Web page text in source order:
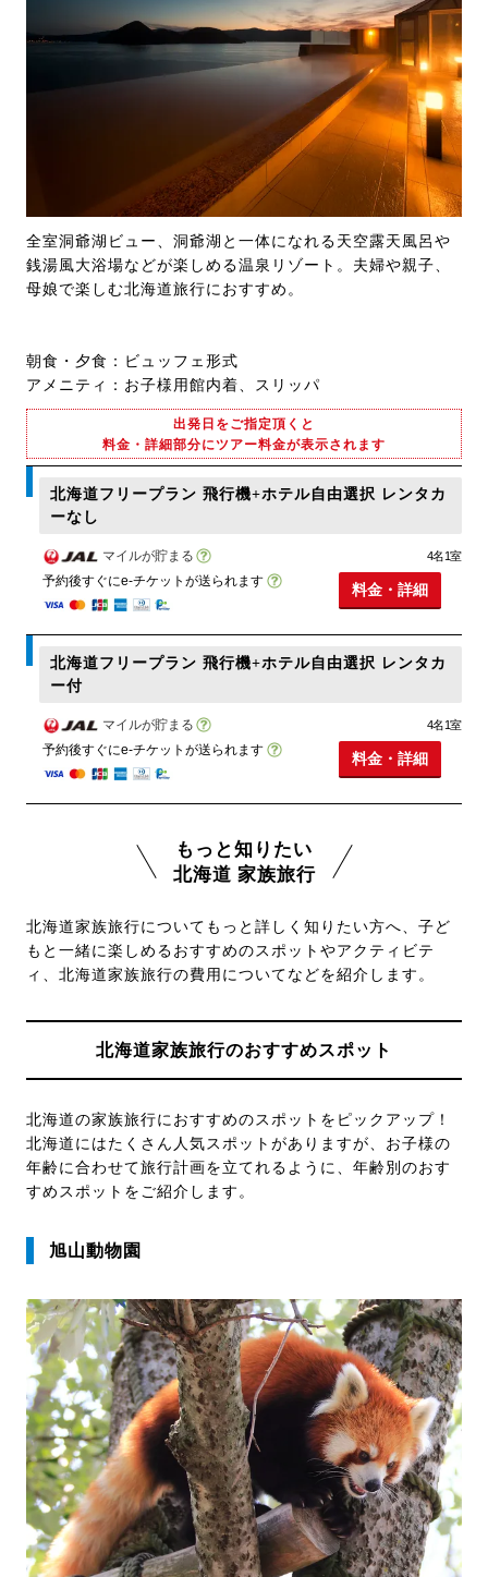
全室洞爺湖ビュー、洞爺湖と一体になれる天空露天風呂や
銭湯風大浴場などが楽しめる温泉リゾート。夫婦や親子、
母娘で楽しむ北海道旅行におすすめ。
朝食・夕食：ビュッフェ形式
アメニティ：お子様用館内着、スリッパ
出発日をご指定頂くと
料金・詳細部分にツアー料金が表示されます
北海道フリープラン 飛行機+ホテル自由選択 レンタカ
ーなし
マイルが貯まる
予約後すぐにe-チケットが送られます
4名1室
料金・詳細
北海道フリープラン 飛行機+ホテル自由選択 レンタカ
ー付
マイルが貯まる
予約後すぐにe-チケットが送られます
4名1室
料金・詳細
もっと知りたい
北海道 家族旅行
北海道家族旅行についてもっと詳しく知りたい方へ、子ど
もと一緒に楽しめるおすすめのスポットやアクティビテ
ィ、北海道家族旅行の費用についてなどを紹介します。
北海道家族旅行のおすすめスポット
北海道の家族旅行におすすめのスポットをピックアップ！
北海道にはたくさん人気スポットがありますが、お子様の
年齢に合わせて旅行計画を立てれるように、年齢別のおす
すめスポットをご紹介します。
旭山動物園